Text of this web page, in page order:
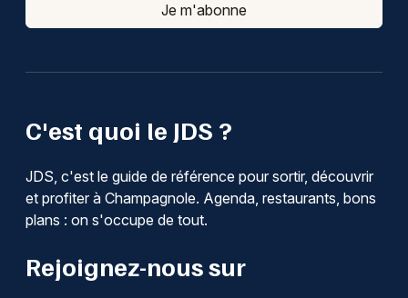
C'est quoi le JDS ?
JDS, c'est le guide de référence pour sortir, découvrir
et profiter à Champagnole. Agenda, restaurants, bons
plans : on s'occupe de tout.
Rejoignez-nous sur
Je m'abonne